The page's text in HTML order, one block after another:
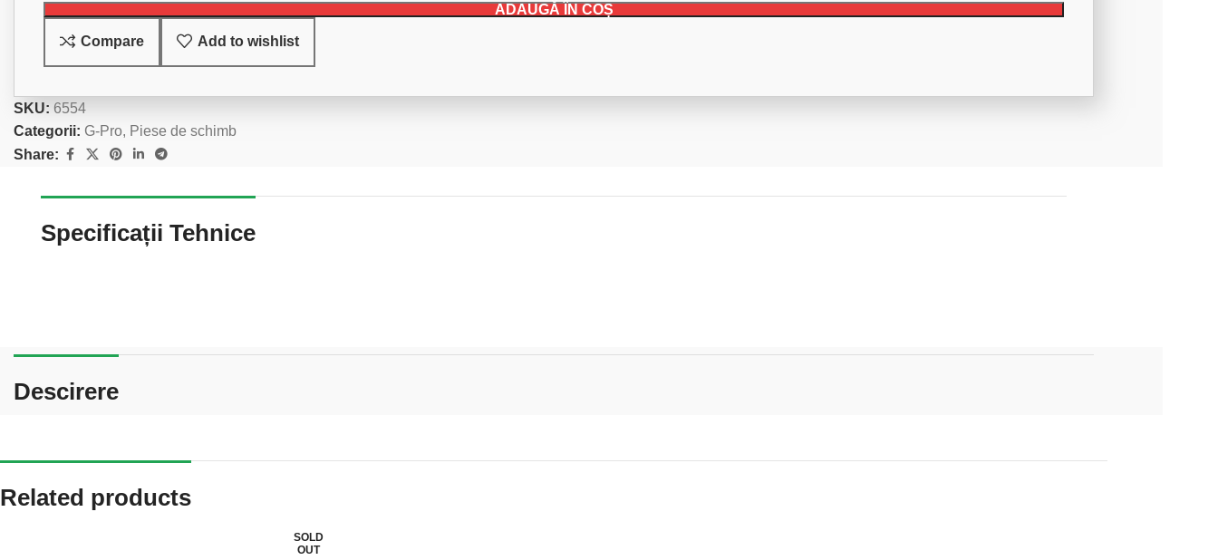
ADAUGĂ ÎN COȘ
Compare Add to wishlist
SKU: 6554
Categorii: G-Pro, Piese de schimb
Share:
Specificații Tehnice
Descirere
Related products
SOLD
OUT